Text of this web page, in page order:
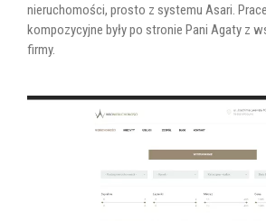
nieruchomości, prosto z systemu Asari.
kompozycyjne były po stronie Pani Agaty z
firmy.